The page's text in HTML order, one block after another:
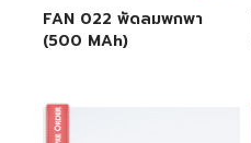
FAN 022 พัดลมพกพา
(500 MAh)